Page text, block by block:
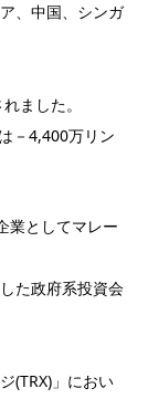
、中国、シンガ
ました。
－4,400万リン
としてマレー
た政府系投資会
(TRX)」におい